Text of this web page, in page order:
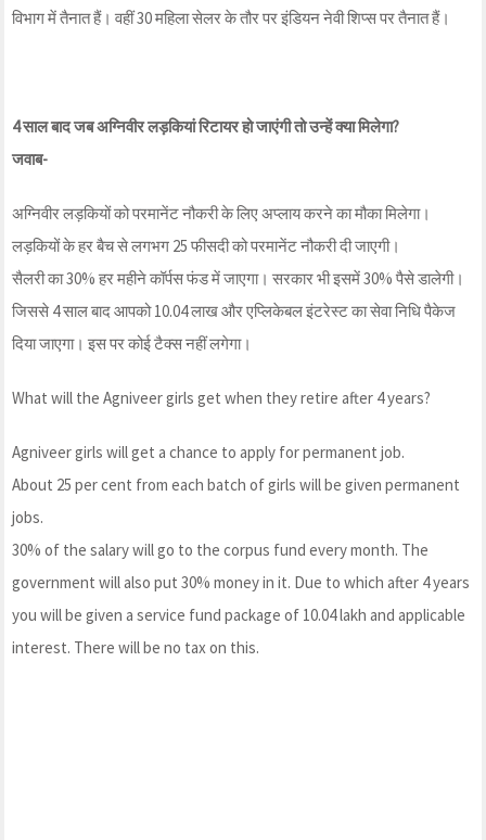
विभाग में तैनात हैं। वहीं 30 महिला सेलर के तौर पर इंडियन नेवी शिप्स पर तैनात हैं।
4 साल बाद जब अग्निवीर लड़कियां रिटायर हो जाएंगी तो उन्हें क्या मिलेगा?
जवाब-
अग्निवीर लड़कियों को परमानेंट नौकरी के लिए अप्लाय करने का मौका मिलेगा।
लड़कियों के हर बैच से लगभग 25 फीसदी को परमानेंट नौकरी दी जाएगी।
सैलरी का 30% हर महीने कॉर्पस फंड में जाएगा। सरकार भी इसमें 30% पैसे डालेगी।
जिससे 4 साल बाद आपको 10.04 लाख और एप्लिकेबल इंटरेस्ट का सेवा निधि पैकेज
दिया जाएगा। इस पर कोई टैक्स नहीं लगेगा।
What will the Agniveer girls get when they retire after 4 years?
Agniveer girls will get a chance to apply for permanent job.
About 25 per cent from each batch of girls will be given permanent
jobs.
30% of the salary will go to the corpus fund every month. The
government will also put 30% money in it. Due to which after 4 years
you will be given a service fund package of 10.04 lakh and applicable
interest. There will be no tax on this.